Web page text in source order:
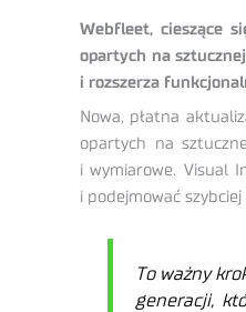
Webfleet, cieszące
opartych na
i rozszerza
Nowa, płatna
opartych na
i wymiarowe. Visual
i podejmować
To ważny
generacji,